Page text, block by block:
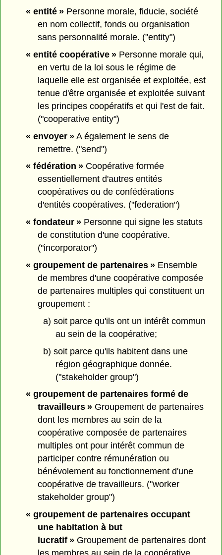
« entité »Personne morale, fiducie, société
en nom collectif, fonds ou organisation
sans personnalité morale. ("entity")
« entité coopérative »Personne morale qui,
en vertu de la loi sous le régime de
laquelle elle est organisée et exploitée, est
tenue d'être organisée et exploitée suivant
les principes coopératifs et qui l'est de fait.
("cooperative entity")
« envoyer »A également le sens de
remettre. ("send")
« fédération »Coopérative formée
essentiellement d'autres entités
coopératives ou de confédérations
d'entités coopératives. ("federation")
« fondateur »Personne qui signe les statuts
de constitution d'une coopérative.
("incorporator")
« groupement de partenaires »Ensemble
de membres d'une coopérative composée
de partenaires multiples qui constituent un
groupement :
a) soit parce qu'ils ont un intérêt commun
au sein de la coopérative;
b) soit parce qu'ils habitent dans une
région géographique donnée.
("stakeholder group")
« groupement de partenaires formé de
travailleurs » Groupement de partenaires
dont les membres au sein de la
coopérative composée de partenaires
multiples ont pour intérêt commun de
participer contre rémunération ou
bénévolement au fonctionnement d'une
coopérative de travailleurs. ("worker
stakeholder group")
« groupement de partenaires occupant
une habitation à but
lucratif » Groupement de partenaires dont